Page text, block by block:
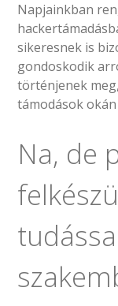
Napjainkban
sikeresnek is
gondoskodik
történjenek
támodások
Na, de